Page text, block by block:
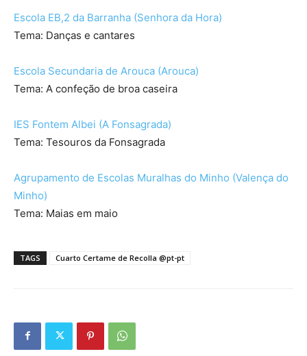
Escola EB,2 da Barranha (Senhora da Hora)
Tema: Danças e cantares
Escola Secundaria de Arouca (Arouca)
Tema: A confeção de broa caseira
IES Fontem Albei (A Fonsagrada)
Tema: Tesouros da Fonsagrada
Agrupamento de Escolas Muralhas do Minho (Valença do
Minho)
Tema: Maias em maio
TAGS Cuarto Certame de Recolla @pt-pt